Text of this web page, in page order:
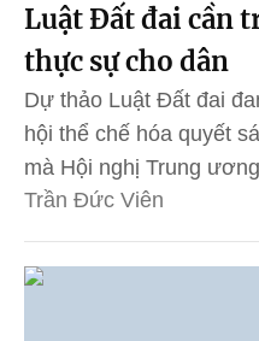
Luật Đất đai cần
thực sự cho dân
Dự thảo Luật Đất đai
hội thể chế hóa quyết
mà Hội nghị Trung
Trần Đức Viên